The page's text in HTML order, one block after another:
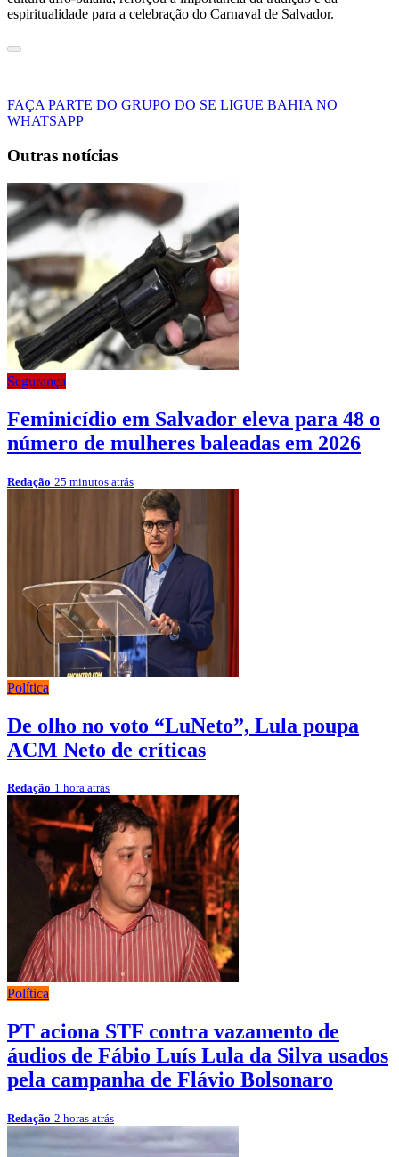
espiritualidade para a celebração do Carnaval de Salvador.
FAÇA PARTE DO GRUPO DO SE LIGUE BAHIA NO
WHATSAPP
Outras notícias
Segurança
Feminicídio em Salvador eleva para 48 o
número de mulheres baleadas em 2026
Redação 25 minutos atrás
Política
De olho no voto “LuNeto”, Lula poupa
ACM Neto de críticas
Redação 1 hora atrás
Política
PT aciona STF contra vazamento de
áudios de Fábio Luís Lula da Silva usados
pela campanha de Flávio Bolsonaro
Redação 2 horas atrás